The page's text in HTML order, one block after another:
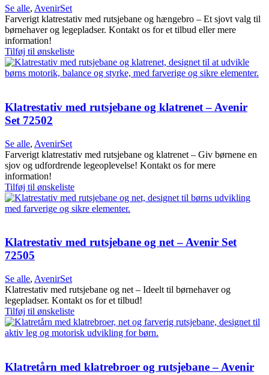
Se alle, AvenirSet
Farverigt klatrestativ med rutsjebane og hængebro – Et sjovt valg til
børnehaver og legepladser. Kontakt os for et tilbud eller mere
information!
Tilføj til ønskeliste
Klatrestativ med rutsjebane og klatrenet – Avenir
Set 72502
Se alle, AvenirSet
Farverigt klatrestativ med rutsjebane og klatrenet – Giv børnene en
sjov og udfordrende legeoplevelse! Kontakt os for mere
information!
Tilføj til ønskeliste
Klatrestativ med rutsjebane og net – Avenir Set
72505
Se alle, AvenirSet
Klatrestativ med rutsjebane og net – Ideelt til børnehaver og
legepladser. Kontakt os for et tilbud!
Tilføj til ønskeliste
Klatretårn med klatrebroer og rutsjebane – Avenir